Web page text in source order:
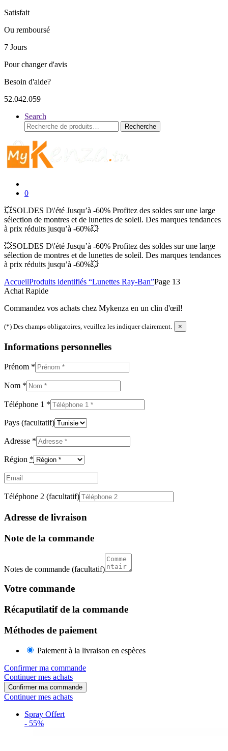
Satisfait
Ou remboursé
7 Jours
Pour changer d'avis
Besoin d'aide?
52.042.059
Search
Recherche
pour :
Recherche
0
💥SOLDES D\'été Jusqu’à -60% Profitez des soldes sur une large
sélection de montres et de lunettes de soleil. Des marques tendances
à prix réduits jusqu’à -60%💥
💥SOLDES D\'été Jusqu’à -60% Profitez des soldes sur une large
sélection de montres et de lunettes de soleil. Des marques tendances
à prix réduits jusqu’à -60%💥
AccueilProduits identifiés “Lunettes Ray-Ban”Page 13
Achat Rapide
Commandez vos achats chez Mykenza en un clin d'œil!
(*) Des champs obligatoires, veuillez les indiquer clairement. ×
Informations personnelles
Prénom *
Nom *
Téléphone 1 *
Pays (facultatif)
Adresse *
Région *
Email
Téléphone 2 (facultatif)
Adresse de livraison
Note de la commande
Notes de commande (facultatif)
Votre commande
Récaputilatif de la commande
Méthodes de paiement
Paiement à la livraison en espèces
Confirmer ma commande
Continuer mes achats
Confirmer ma commande
Continuer mes achats
Spray Offert
- 55%